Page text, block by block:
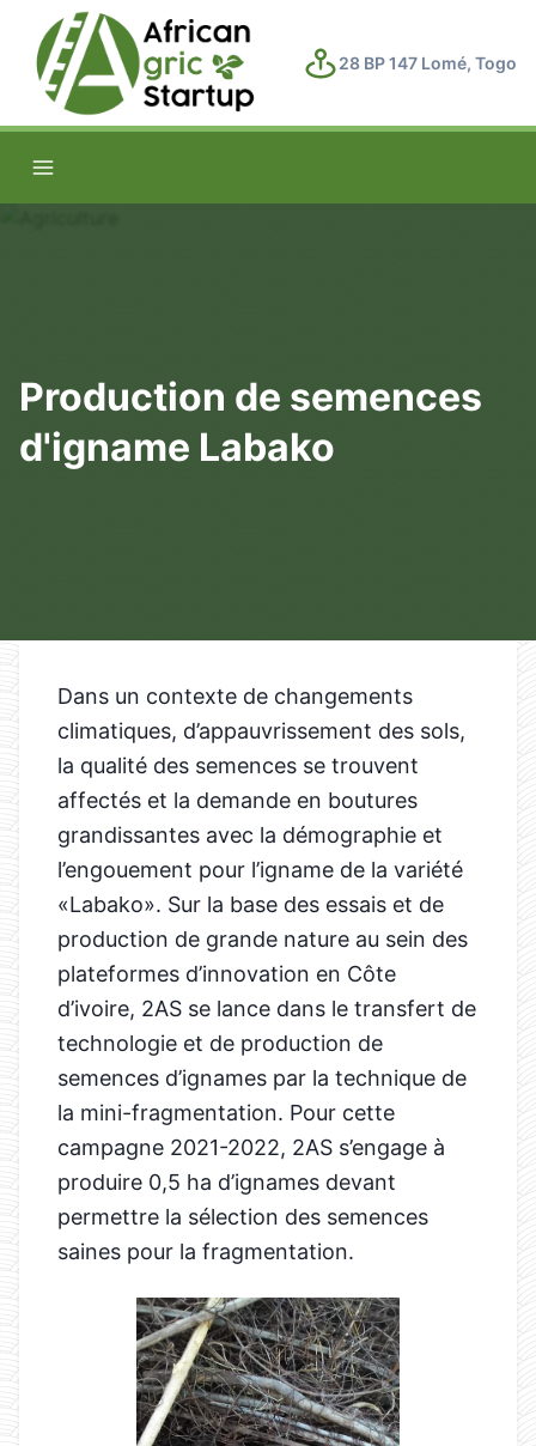
28 BP 147 Lomé, Togo
Production de semences
d'igname Labako
Dans un contexte de changements
climatiques, d’appauvrissement des sols,
la qualité des semences se trouvent
affectés et la demande en boutures
grandissantes avec la démographie et
l’engouement pour l’igname de la variété
«Labako». Sur la base des essais et de
production de grande nature au sein des
plateformes d’innovation en Côte
d’ivoire, 2AS se lance dans le transfert de
technologie et de production de
semences d’ignames par la technique de
la mini-fragmentation. Pour cette
campagne 2021-2022, 2AS s’engage à
produire 0,5 ha d’ignames devant
permettre la sélection des semences
saines pour la fragmentation.